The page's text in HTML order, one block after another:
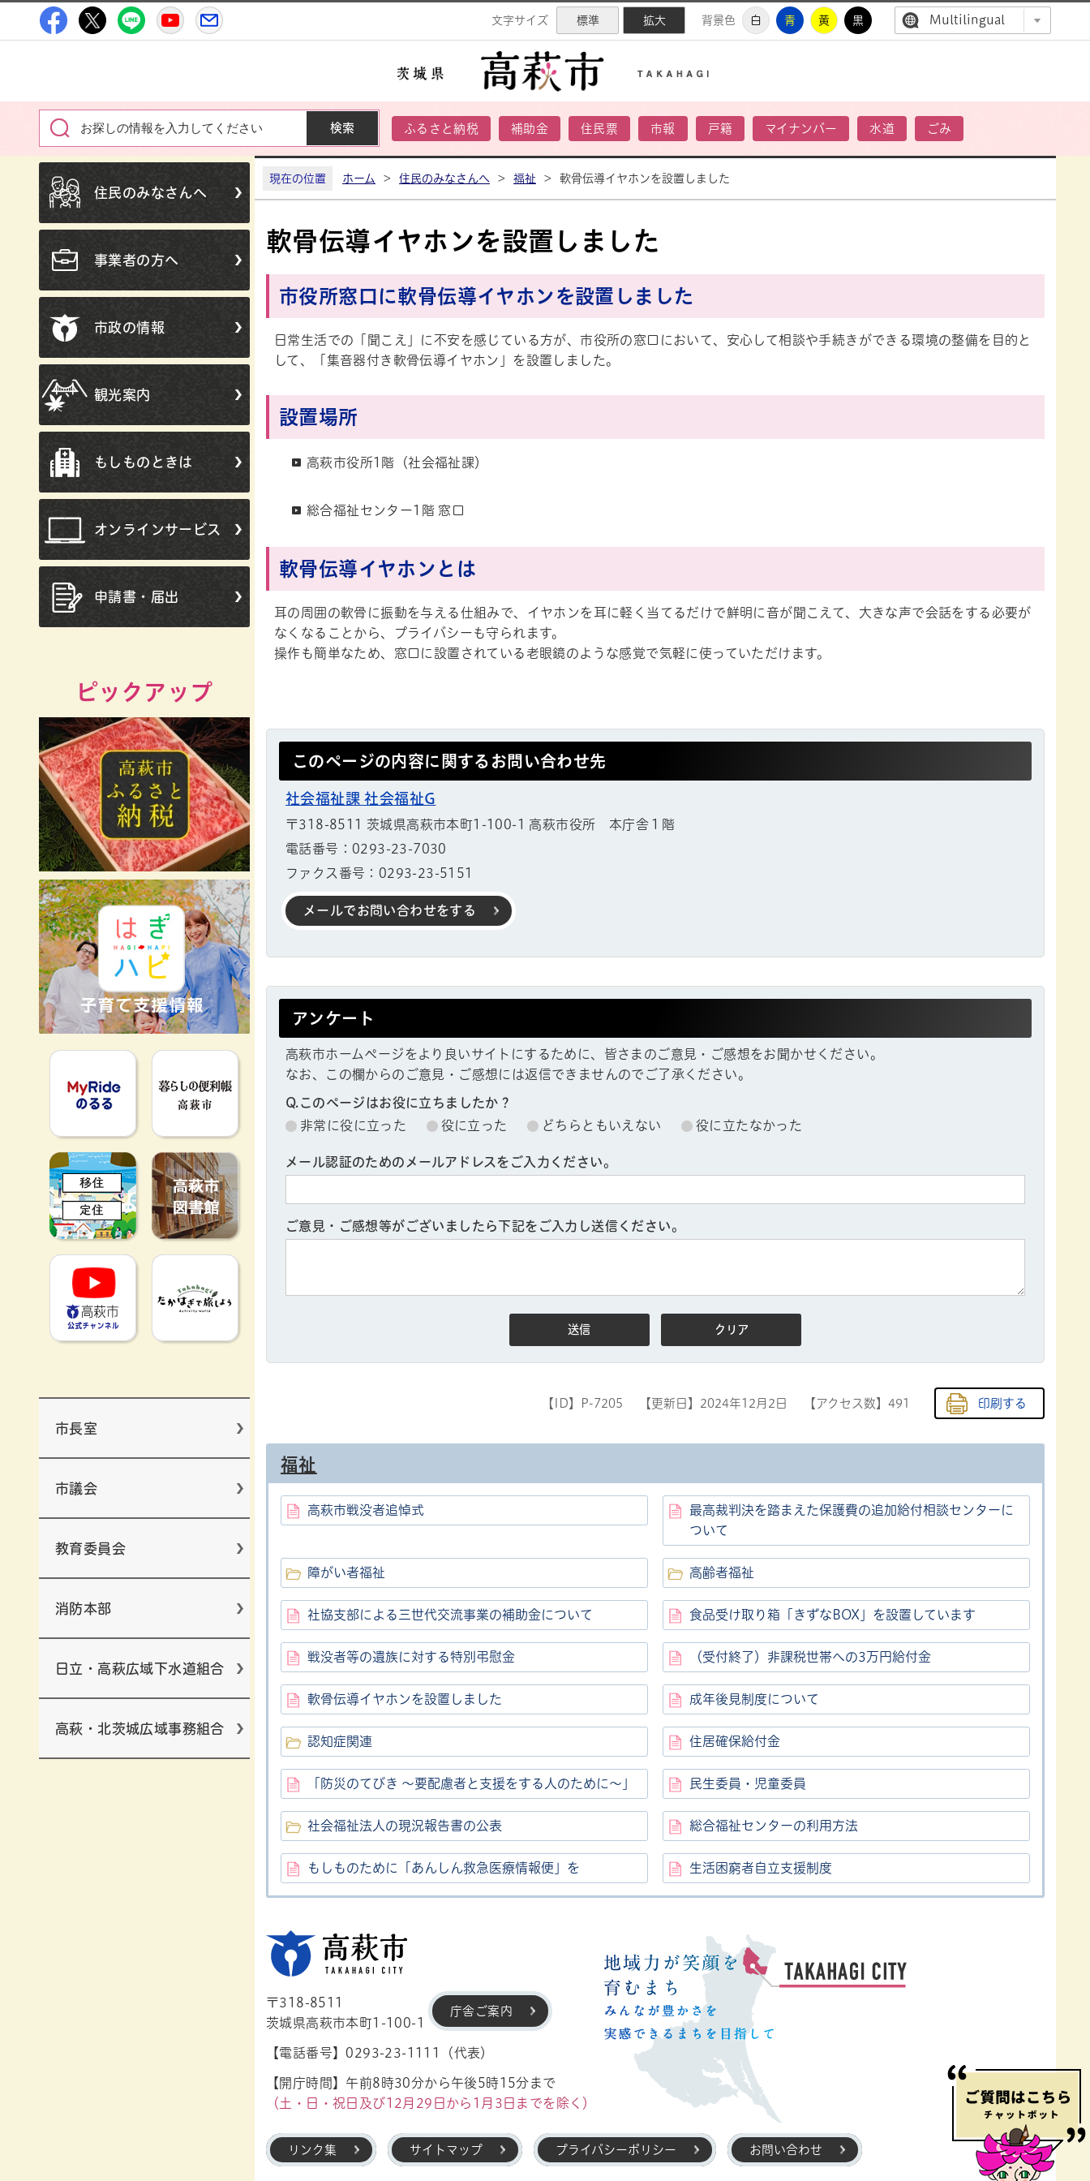
高萩市公式Facebook
高萩市公式X高萩市公式LINE
高萩市YouTube公式チャンネル 文字サイズ 標準 拡大 背景色 白 青 黄 黒 Multilingual
ふるさと納税 補助金 住民票 市報 戸籍 マイナンバー 水道 ごみ
住民のみなさんへ
事業者の方へ
市政の情報
観光案内
もしものときは
オンラインサービス
申請書・届出
ピックアップ
MyRideのるる 暮らしの便利帳
移住定住 高萩市図書館
高萩市YouTube公式チャンネル
市長室
市議会
教育委員会
消防本部
日立・高萩広域下水道組合
高萩・北茨城広域事務組合
現在の位置 ホーム > 住民のみなさんへ > 福祉 > 軟骨伝導イヤホンを設置しました
軟骨伝導イヤホンを設置しました
市役所窓口に軟骨伝導イヤホンを設置しました
日常生活での「聞こえ」に不安を感じている方が、市役所の窓口において、安心して相談や手続きができる環境の整備を目的と
して、「集音器付き軟骨伝導イヤホン」を設置しました。
設置場所
高萩市役所1階（社会福祉課）
総合福祉センター1階 窓口
軟骨伝導イヤホンとは
耳の周囲の軟骨に振動を与える仕組みで、イヤホンを耳に軽く当てるだけで鮮明に音が聞こえて、大きな声で会話をする必要が
なくなることから、プライバシーも守られます。
操作も簡単なため、窓口に設置されている老眼鏡のような感覚で気軽に使っていただけます。
このページの内容に関するお問い合わせ先
社会福祉課 社会福祉G
〒318-8511 茨城県高萩市本町1-100-1 高萩市役所 本庁舎１階
電話番号：0293-23-7030
ファクス番号：0293-23-5151
メールでお問い合わせをする
アンケート
高萩市ホームページをより良いサイトにするために、皆さまのご意見・ご感想をお聞かせください。
なお、この欄からのご意見・ご感想には返信できませんのでご了承ください。
Q.このページはお役に立ちましたか？
非常に役に立った
役に立った どちらともいえない 役に立たなかった
メール認証のためのメールアドレスをご入力ください。
ご意見・ご感想等がございましたら下記をご入力し送信ください。
【ID】 P-7205 【更新日】 2024年12月2日 【アクセス数】 491 印刷する
福祉
高萩市戦没者追悼式
最高裁判決を踏まえた保護費の追加給付相談センターに
ついて
障がい者福祉 高齢者福祉
社協支部による三世代交流事業の補助金について 食品受け取り箱「きずなBOX」を設置しています
戦没者等の遺族に対する特別弔慰金 （受付終了）非課税世帯への3万円給付金
軟骨伝導イヤホンを設置しました 成年後見制度について
認知症関連 住居確保給付金
「防災のてびき ～要配慮者と支援をする人のために～」 民生委員・児童委員
社会福祉法人の現況報告書の公表 総合福祉センターの利用方法
もしものために「あんしん救急医療情報便」を 生活困窮者自立支援制度
〒318-8511
茨城県高萩市本町1-100-1
【電話番号】0293-23-1111（代表）
【開庁時間】午前8時30分から午後5時15分まで
（土・日・祝日及び12月29日から1月3日までを除く）
庁舎ご案内
リンク集 サイトマップ プライバシーポリシー お問い合わせ